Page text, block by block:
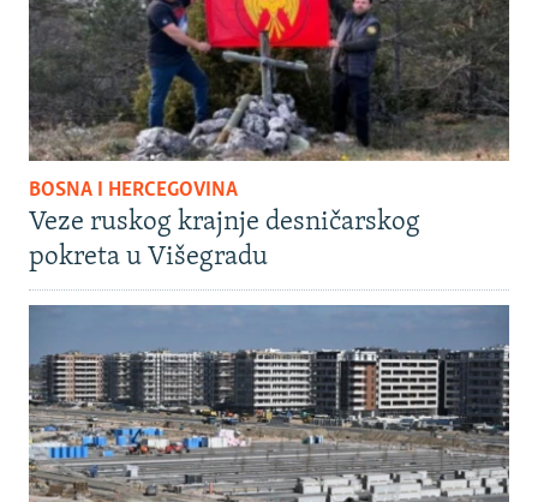
BOSNA I HERCEGOVINA
Veze ruskog krajnje desničarskog
pokreta u Višegradu